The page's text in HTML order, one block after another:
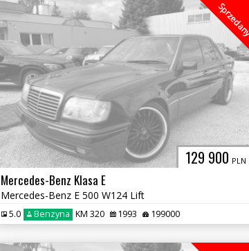
129 900 PLN
Sprzedany
Mercedes-Benz Klasa E
Mercedes-Benz E 500 W124 Lift
5.0 Benzyna KM 320 1993 199000